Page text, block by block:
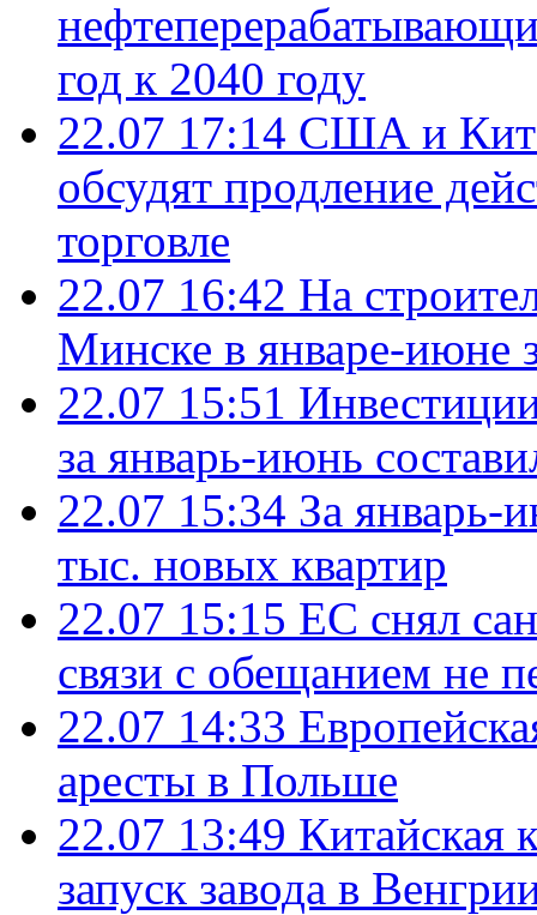
год к 2040 году
22.07 17:14 США и
обсудят продление
торговле
22.07 16:42 На
Минске в январе-июне
22.07 15:51
за январь-июнь
22.07 15:34 За январь-
тыс. новых квартир
22.07 15:15 ЕС снял
связи с обещанием не
22.07 14:33
аресты в Польше
22.07 13:49 Китайская
запуск завода в